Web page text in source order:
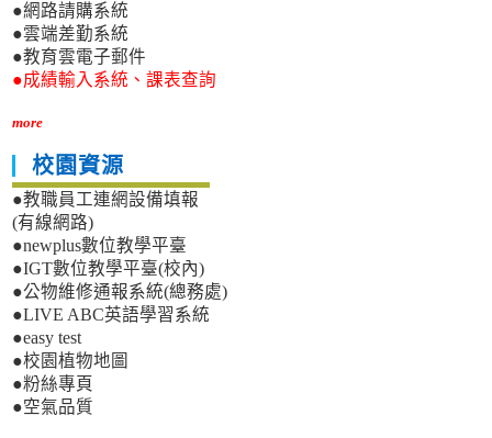
●網路請購系統
●雲端差勤系統
●教育雲電子郵件
●成績輸入系統、課表查詢
more
校園資源
●教職員工連網設備填報
(有線網路)
●newplus數位教學平臺
●IGT數位教學平臺(校內)
●公物維修通報系統(總務處)
●LIVE ABC英語學習系統
●easy test
●校園植物地圖
●粉絲專頁
●空氣品質